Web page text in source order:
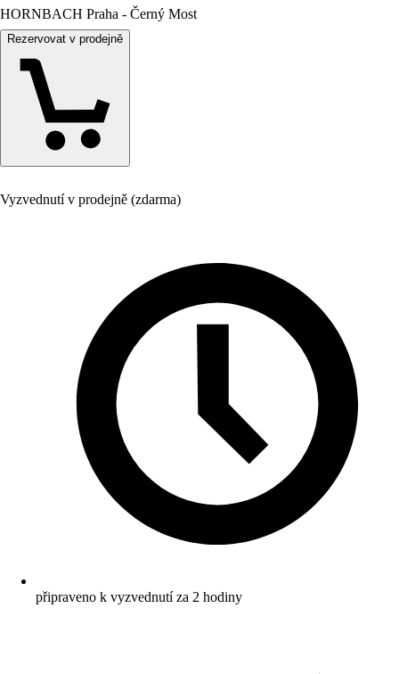
HORNBACH Praha - Černý Most
Rezervovat v prodejně
Vyzvednutí v prodejně (zdarma)
připraveno k vyzvednutí za 2 hodiny